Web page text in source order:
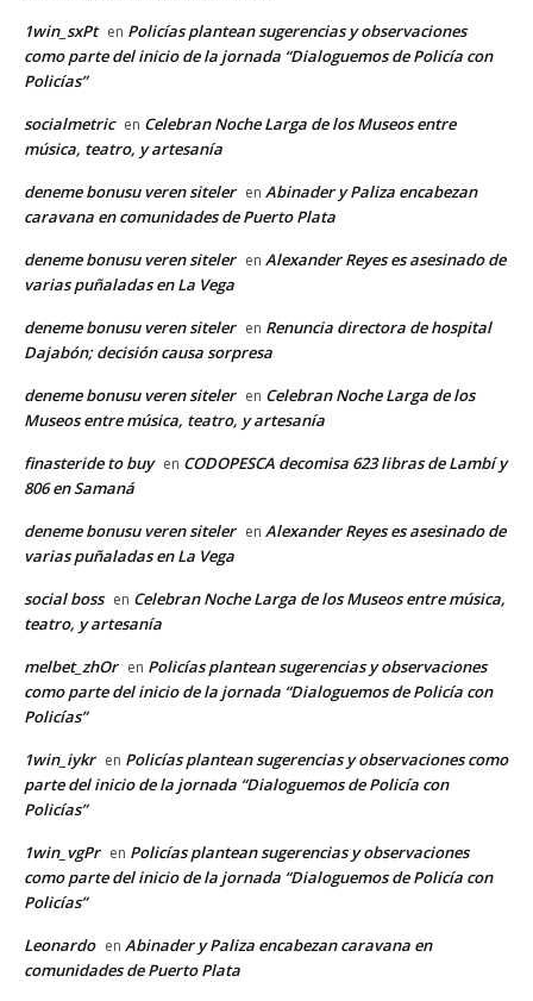
1win_sxPt en Policías plantean sugerencias y observaciones
como parte del inicio de la jornada “Dialoguemos de Policía con
Policías”
socialmetric en Celebran Noche Larga de los Museos entre
música, teatro, y artesanía
deneme bonusu veren siteler en Abinader y Paliza encabezan
caravana en comunidades de Puerto Plata
deneme bonusu veren siteler en Alexander Reyes es asesinado de
varias puñaladas en La Vega
deneme bonusu veren siteler en Renuncia directora de hospital
Dajabón; decisión causa sorpresa
deneme bonusu veren siteler en Celebran Noche Larga de los
Museos entre música, teatro, y artesanía
finasteride to buy en CODOPESCA decomisa 623 libras de Lambí y
806 en Samaná
deneme bonusu veren siteler en Alexander Reyes es asesinado de
varias puñaladas en La Vega
social boss en Celebran Noche Larga de los Museos entre música,
teatro, y artesanía
melbet_zhOr en Policías plantean sugerencias y observaciones
como parte del inicio de la jornada “Dialoguemos de Policía con
Policías”
1win_iykr en Policías plantean sugerencias y observaciones como
parte del inicio de la jornada “Dialoguemos de Policía con
Policías”
1win_vgPr en Policías plantean sugerencias y observaciones
como parte del inicio de la jornada “Dialoguemos de Policía con
Policías”
Leonardo en Abinader y Paliza encabezan caravana en
comunidades de Puerto Plata